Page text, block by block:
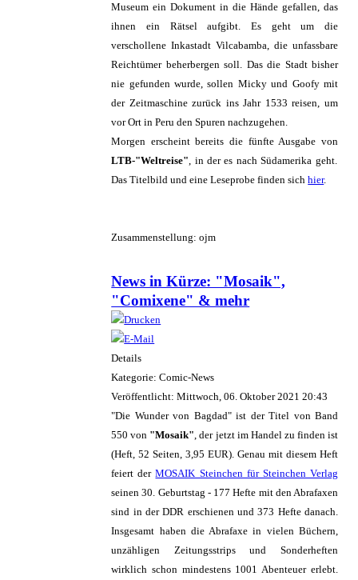
Museum ein Dokument in die Hände gefallen, das
ihnen ein Rätsel aufgibt. Es geht um die
verschollene Inkastadt Vilcabamba, die unfassbare
Reichtümer beherbergen soll. Das die Stadt bisher
nie gefunden wurde, sollen Micky und Goofy mit
der Zeitmaschine zurück ins Jahr 1533 reisen, um
vor Ort in Peru den Spuren nachzugehen.
Morgen erscheint bereits die fünfte Ausgabe von
LTB-"Weltreise" , in der es nach Südamerika geht.
Das Titelbild und eine Leseprobe finden sichhier.
Zusammenstellung: ojm
News in Kürze: "Mosaik",
"Comixene" & mehr
Details
Kategorie: Comic-News
Veröffentlicht: Mittwoch, 06. Oktober 2021 20:43
"Die Wunder von Bagdad" ist der Titel von Band
550 von "Mosaik" , der jetzt im Handel zu finden ist
(Heft, 52 Seiten, 3,95 EUR). Genau mit diesem Heft
feiert derMOSAIK Steinchen für Steinchen Verlag
seinen 30. Geburtstag - 177 Hefte mit den Abrafaxen
sind in der DDR erschienen und 373 Hefte danach.
Insgesamt haben die Abrafaxe in vielen Büchern,
unzähligen Zeitungsstrips und Sonderheften
wirklich schon mindestens 1001 Abenteuer erlebt.